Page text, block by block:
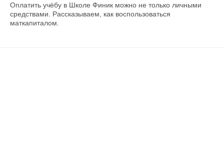
Оплатить учёбу в Школе Финик можно не только личными
средствами. Рассказываем, как воспользоваться
маткапиталом.